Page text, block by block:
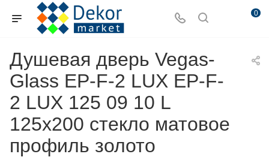
0
Душевая дверь Vegas-
Glass EP-F-2 LUX EP-F-
2 LUX 125 09 10 L
125х200 стекло матовое
профиль золото